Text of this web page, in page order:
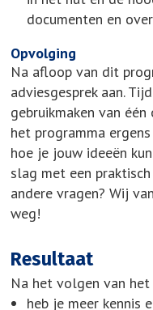
documenten en
Opvolging
Na afloop van dit
adviesgesprek aan.
gebruikmaken van
het programma
hoe je jouw ideeën
slag met een
andere vragen? Wij
weg!
Resultaat
Na het volgen van
heb je meer kennis